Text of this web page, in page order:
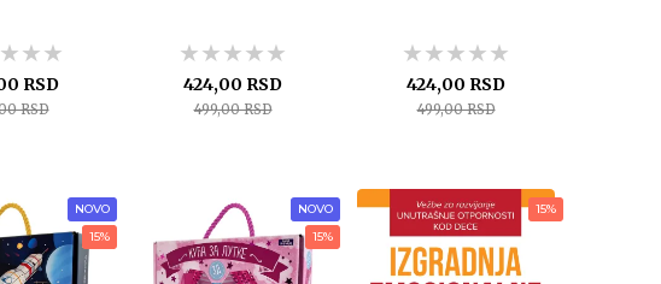
RSD
RSD
★★★★★
★★★★★
★★★★★
424,00 RSD
499,00 RSD
★★★★★
★★★★★
★★★★★
424,00 RSD
499,00 RSD
NOVO
15%
NOVO
15%
15%